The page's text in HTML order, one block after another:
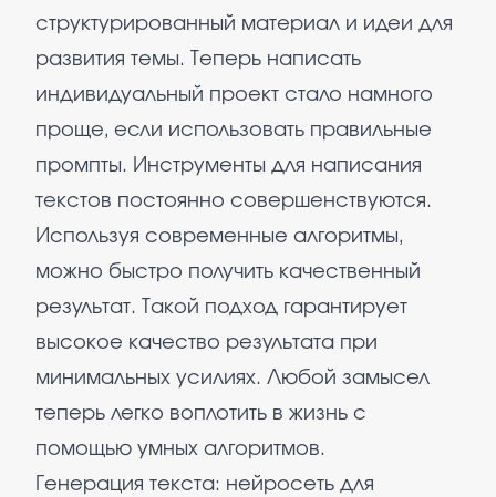
структурированный материал и идеи для
развития темы. Теперь написать
индивидуальный проект стало намного
проще, если использовать правильные
промпты. Инструменты для написания
текстов постоянно совершенствуются.
Используя современные алгоритмы,
можно быстро получить качественный
результат. Такой подход гарантирует
высокое качество результата при
минимальных усилиях. Любой замысел
теперь легко воплотить в жизнь с
помощью умных алгоритмов.
Генерация текста: нейросеть для